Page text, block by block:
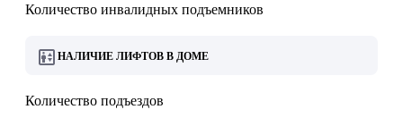
Количество инвалидных подъемников
НАЛИЧИЕ ЛИФТОВ В ДОМЕ
Количество подъездов